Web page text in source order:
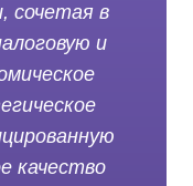
сочетая в
и
качество